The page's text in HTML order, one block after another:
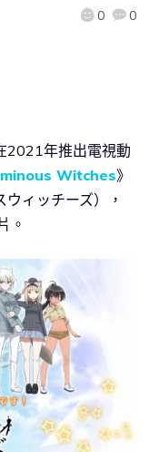
0 0
2021年推出電視動
Witches》
ウィッチーズ），
。